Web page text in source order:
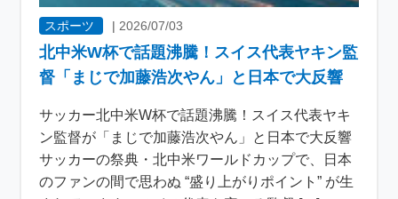
スポーツ | 2026/07/03
北中米W杯で話題沸騰！スイス代表ヤキン監
督「まじで加藤浩次やん」と日本で大反響
サッカー北中米W杯で話題沸騰！スイス代表ヤキ
ン監督が「まじで加藤浩次やん」と日本で大反響
サッカーの祭典・北中米ワールドカップで、日本
のファンの間で思わぬ “盛り上がりポイント” が生